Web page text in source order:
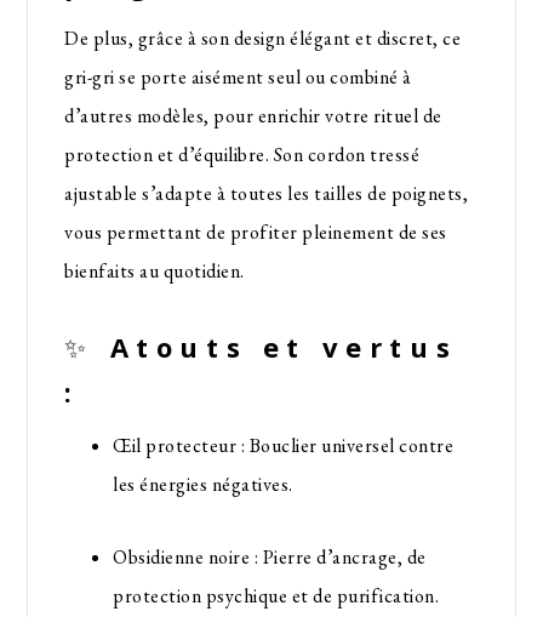
De plus, grâce à son design élégant et discret, ce
gri-gri se porte aisément seul ou combiné à
d’autres modèles, pour enrichir votre rituel de
protection et d’équilibre. Son cordon tressé
ajustable s’adapte à toutes les tailles de poignets,
vous permettant de profiter pleinement de ses
bienfaits au quotidien.
✨ Atouts et vertus
:
Œil protecteur : Bouclier universel contre
les énergies négatives.
Obsidienne noire : Pierre d’ancrage, de
protection psychique et de purification.